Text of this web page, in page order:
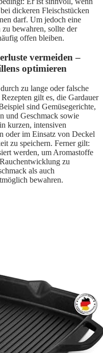
dickeren Fleischstücken
darf. Um jedoch eine
bewahren, sollte der
offen bleiben.
vermeiden –
optimieren
zu lange oder falsche
gilt es, die Gardauer
sind Gemüsegerichte,
und Geschmack sowie
kurzen, intensiven
oder im Einsatz von Deckel
zu speichern. Ferner gilt:
werden, um Aromastoffe
zu
als auch
bewahren.